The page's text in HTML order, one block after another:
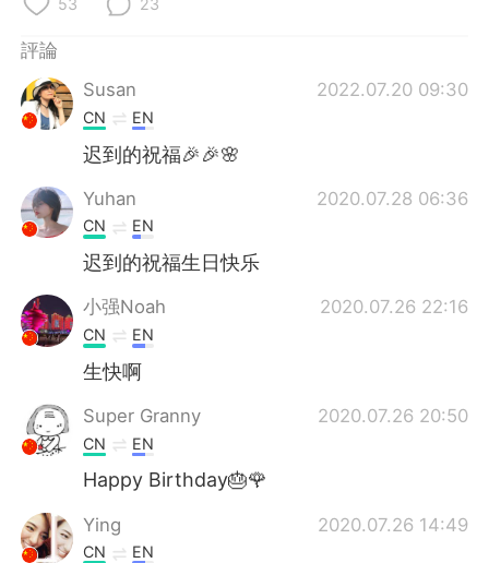
評論
Susan
2022.07.20 09:30
CN EN
迟到的祝福🎉🎉🌸
Yuhan 2020.07.28 06:36
CN EN
迟到的祝福生日快乐
小强Noah 2020.07.26 22:16
CN EN
生快啊
Super Granny 2020.07.26 20:50
CN EN
Happy Birthday🎂🌹
Ying 2020.07.26 14:49
CN EN